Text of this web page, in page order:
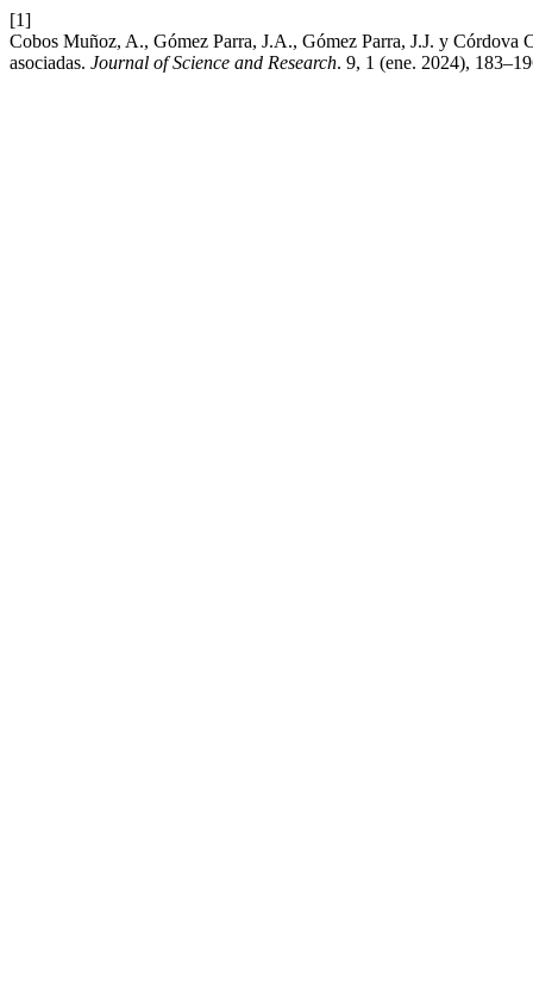
[1]
Cobos Muñoz, A., Gómez Parra, J.A., Gómez Parra, J.J. y Córdova
asociadas. Journal of Science and Research. 9, 1 (ene. 2024),